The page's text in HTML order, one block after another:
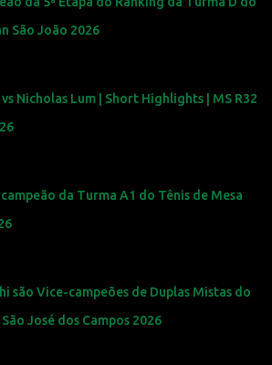
São João 2026
Nicholas Lum | Short Highlights | MS R32
da Turma A1 do Tênis de Mesa
são Vice-campeões de Duplas Mistas do
José dos Campos 2026